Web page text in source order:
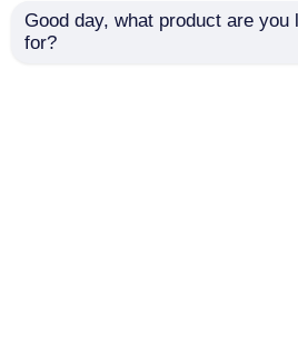
Good day, what product are you
for?